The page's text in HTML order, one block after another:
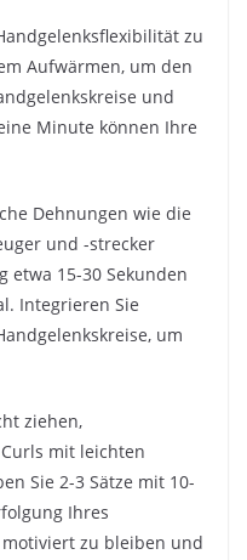
zu
Aufwärmen, um den
und
Minute können Ihre
Dehnungen wie die
und -strecker
etwa 15-30 Sekunden
Integrieren Sie
um
ziehen,
mit leichten
Sie 2-3 Sätze mit 10-
Ihres
zu bleiben und